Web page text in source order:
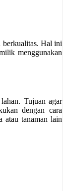
berkualitas. Hal ini
menggunakan
Tujuan agar
dengan cara
atau tanaman lain